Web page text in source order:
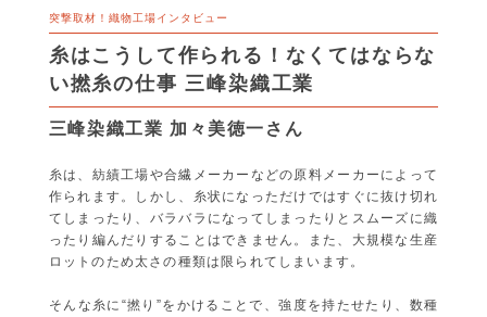
突撃取材！織物工場インタビュー
糸はこうして作られる！なくてはならな
い撚糸の仕事 三峰染織工業
三峰染織工業 加々美徳一さん
糸は、紡績工場や合繊メーカーなどの原料メーカーによって
作られます。しかし、糸状になっただけではすぐに抜け切れ
てしまったり、バラバラになってしまったりとスムーズに織
ったり編んだりすることはできません。また、大規模な生産
ロットのため太さの種類は限られてしまいます。
そんな糸に“撚り”をかけることで、強度を持たせたり、数種